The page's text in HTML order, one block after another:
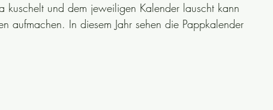
kuschelt und dem jeweiligen Kalender lauscht kann
aufmachen. In diesem Jahr sehen die Pappkalender